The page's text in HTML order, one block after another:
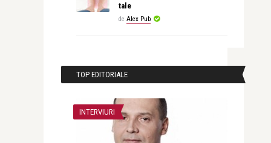
tale
de Alex Pub
TOP EDITORIALE
INTERVIURI